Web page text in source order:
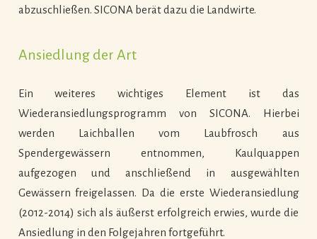
abzuschließen. SICONA berät dazu die Landwirte.
Ansiedlung der Art
Ein weiteres wichtiges Element ist das
Wiederansiedlungsprogramm von SICONA. Hierbei
werden Laichballen vom Laubfrosch aus
Spendergewässern entnommen, Kaulquappen
aufgezogen und anschließend in ausgewählten
Gewässern freigelassen. Da die erste Wiederansiedlung
(2012-2014) sich als äußerst erfolgreich erwies, wurde die
Ansiedlung in den Folgejahren fortgeführt.